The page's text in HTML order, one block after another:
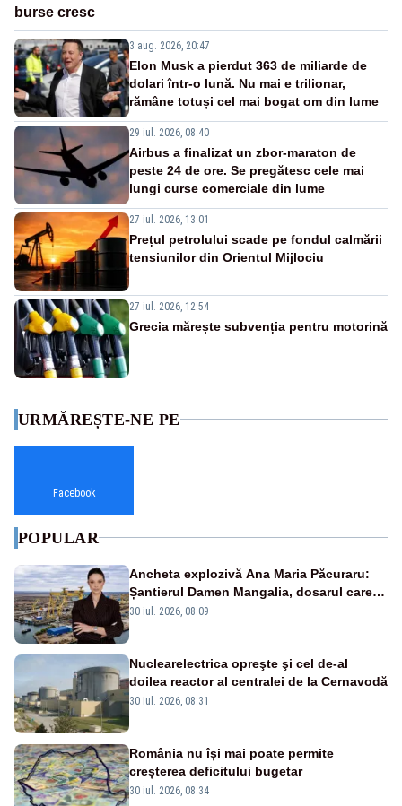
burse cresc
3 aug. 2026, 20:47
Elon Musk a pierdut 363 de miliarde de
dolari într-o lună. Nu mai e trilionar,
rămâne totuși cel mai bogat om din lume
29 iul. 2026, 08:40
Airbus a finalizat un zbor-maraton de
peste 24 de ore. Se pregătesc cele mai
lungi curse comerciale din lume
27 iul. 2026, 13:01
Prețul petrolului scade pe fondul calmării
tensiunilor din Orientul Mijlociu
27 iul. 2026, 12:54
Grecia mărește subvenția pentru motorină
URMĂREȘTE-NE PE
Facebook
POPULAR
Ancheta explozivă Ana Maria Păcuraru:
Șantierul Damen Mangalia, dosarul care
scufundă apărarea României
30 iul. 2026, 08:09
Nuclearelectrica opreşte şi cel de-al
doilea reactor al centralei de la Cernavodă
30 iul. 2026, 08:31
România nu își mai poate permite
creșterea deficitului bugetar
30 iul. 2026, 08:34